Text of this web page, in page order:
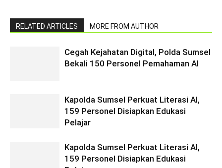
RELATED ARTICLES MORE FROM AUTHOR
Cegah Kejahatan Digital, Polda Sumsel
Bekali 150 Personel Pemahaman AI
Kapolda Sumsel Perkuat Literasi AI,
159 Personel Disiapkan Edukasi
Pelajar
Kapolda Sumsel Perkuat Literasi AI,
159 Personel Disiapkan Edukasi